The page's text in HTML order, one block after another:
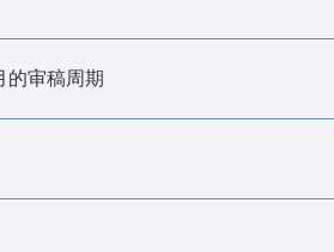
的审稿周期